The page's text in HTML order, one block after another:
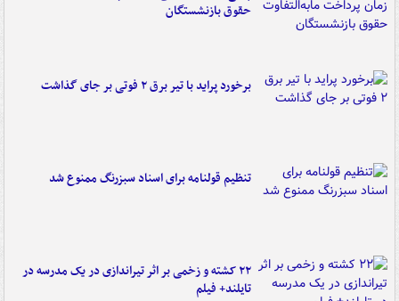
حقوق بازنشستگان
برخورد پراید با تیر برق ۲ فوتی بر جای گذاشت
تنظیم قولنامه برای اسناد سبزرنگ ممنوع شد
۲۲ کشته و زخمی بر اثر تیراندازی در یک مدرسه در
تایلند+ فیلم